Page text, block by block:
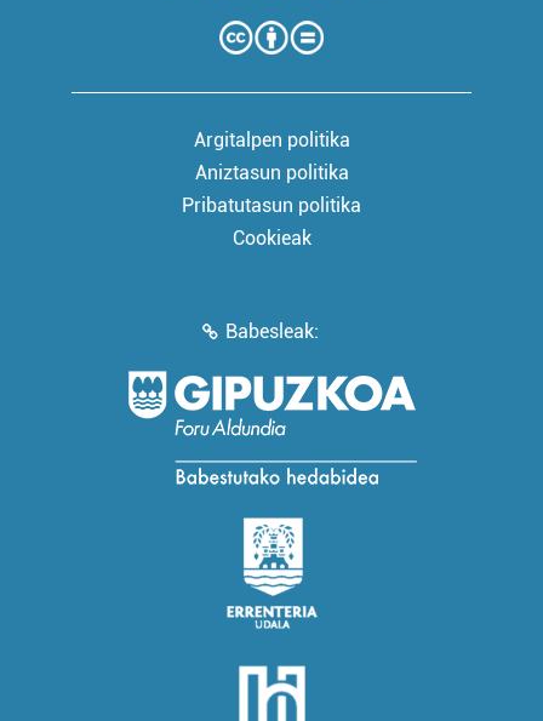
Argitalpen politika
Aniztasun politika
Pribatutasun politika
Cookieak
Babesleak: